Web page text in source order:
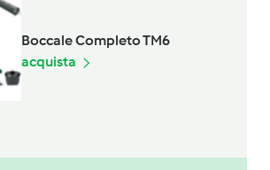
Boccale Completo TM6
acquista